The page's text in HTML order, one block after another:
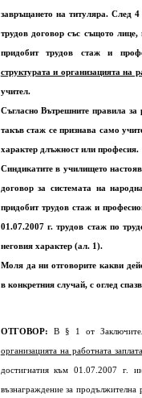
завръщането на титуляра. След
трудов договор със същото
придобит трудов стаж и
структурата и организацията на
учител.
Съгласно Вътрешните правила за
такъв стаж се признава само
характер длъжност или професия.
Синдикатите в училището
договор за системата на
придобит трудов стаж и
01.07.2007 г. трудов стаж по
неговия характер (ал. 1).
Моля да ни отговорите какви
в конкретния случай, с оглед
ОТГОВОР: В § 1 от
организацията на работната
достигнатия към 01.07.2007 г.
възнаграждение за продължителна